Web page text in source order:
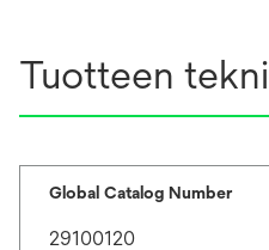
Tuotteen
Global Catalog Number
29100120